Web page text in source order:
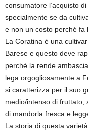
consumatore l’acquisto
specialmente se da
e non un costo perché fa
La Coratina è una
Barese e questo deve
perché la rende
lega orgogliosamente a
si caratterizza per il suo
medio/intenso di fruttato,
di mandorla fresca e
La storia di questa